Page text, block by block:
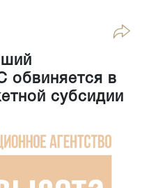
обвиняется в
субсидии